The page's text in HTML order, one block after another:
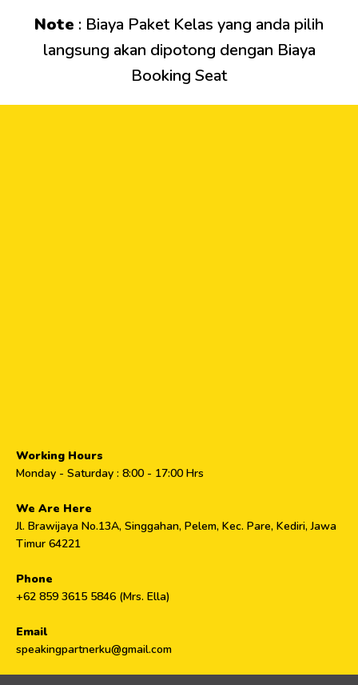
Note : Biaya Paket Kelas yang anda pilih
langsung akan dipotong dengan Biaya
Booking Seat
Working Hours
Monday - Saturday : 8:00 - 17:00 Hrs
We Are Here
Jl. Brawijaya No.13A, Singgahan, Pelem, Kec. Pare, Kediri, Jawa
Timur 64221
Phone
+62 859 3615 5846 (Mrs. Ella)
Email
speakingpartnerku@gmail.com